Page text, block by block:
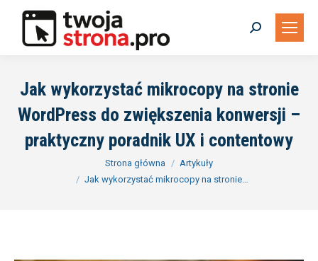
Szukaj:
Jak wykorzystać mikrocopy na stronie
WordPress do zwiększenia konwersji –
praktyczny poradnik UX i contentowy
Strona główna
Artykuły
Jak wykorzystać mikrocopy na stronie…